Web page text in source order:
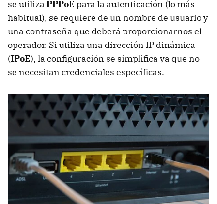
se utiliza PPPoE para la autenticación (lo más
habitual), se requiere de un nombre de usuario y
una contraseña que deberá proporcionarnos el
operador. Si utiliza una dirección IP dinámica
(IPoE), la configuración se simplifica ya que no
se necesitan credenciales específicas.